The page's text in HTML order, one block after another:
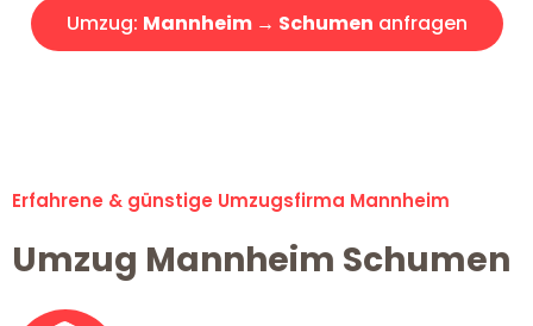
Umzug: Mannheim → Schumen anfragen
Erfahrene & günstige Umzugsfirma Mannheim
Umzug Mannheim Schumen